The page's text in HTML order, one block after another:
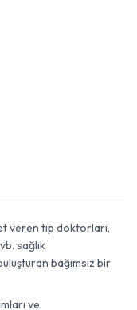
veren tıp doktorları,
sağlık
bağımsız bir
ve